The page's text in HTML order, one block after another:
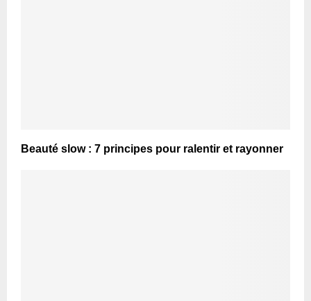
Beauté slow : 7 principes pour ralentir et rayonner